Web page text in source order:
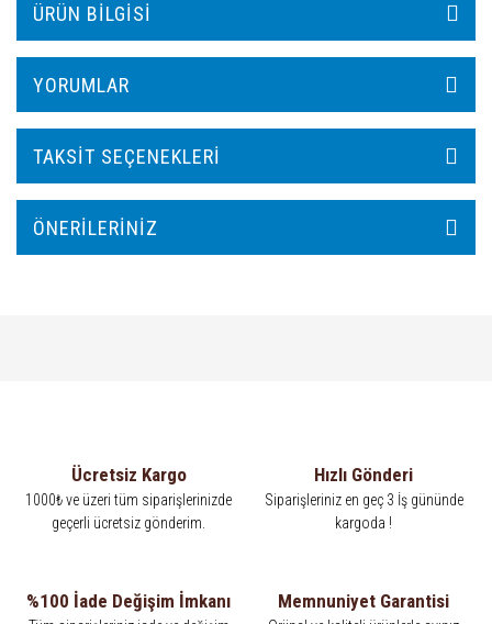
ÜRÜN BILGISI
YORUMLAR
TAKSIT SEÇENEKLERI
ÖNERILERINIZ
Ücretsiz Kargo
1000₺ ve üzeri tüm siparişlerinizde
geçerli ücretsiz gönderim.
Hızlı Gönderi
Siparişleriniz en geç 3 İş gününde
kargoda !
%100 İade Değişim İmkanı Memnuniyet Garantisi